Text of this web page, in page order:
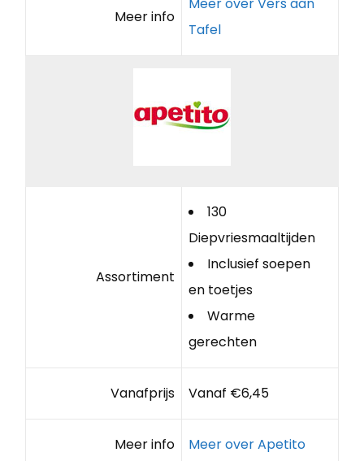
Meer info
Tafel
Assortiment
130
Diepvriesmaaltijden
Inclusief soepen
en toetjes
Warme
gerechten
Vanafprijs Vanaf €6,45
Meer info Meer over Apetito